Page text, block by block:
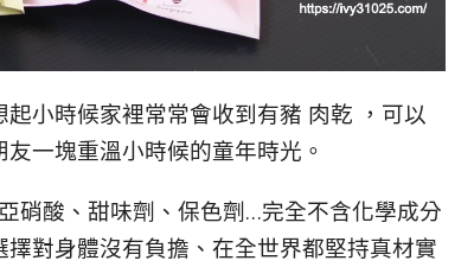
小時候家裡常常會收到有豬 肉乾 ，可以
一塊重溫小時候的童年時光。
硝酸、甜味劑、保色劑…完全不含化學成分
對身體沒有負擔、在全世界都堅持真材實